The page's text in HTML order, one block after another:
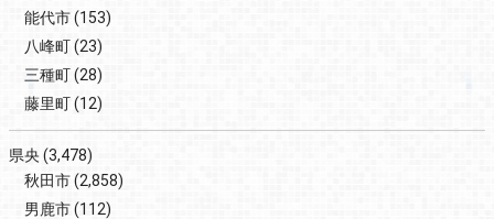
能代市(153)
八峰町(23)
三種町(28)
藤里町(12)
県央(3,478)
秋田市(2,858)
男鹿市(112)